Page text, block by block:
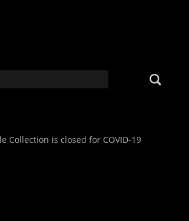
Collection is closed for COVID-19